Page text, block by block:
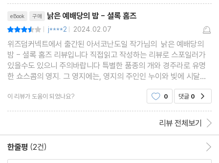
eBook 구매 낡은 예배당의 밤 - 셜록 홈즈
| j****2 | 2024.02.07
위즈덤커넥트에서 출간된 아서코난도일 작가님의 낡은 예배당의
밤 - 셜록 홈즈 리뷰입니다 직접읽고 작성하는 리뷰로 스포일러가
있을수도 있으니 주의바랍니다 특별한 품종의 개와 경주라로 유명
한 쇼스콤의 영지. 그 영지에는, 영지의 주인인 누이와 빚에 시달리
경마로 돈을 따 빚을 갚겠다는 생각에 집착하게
이 리뷰가 도움이 되었나요? 0 댓글 0
리뷰 전체보기
한줄평 (2건)